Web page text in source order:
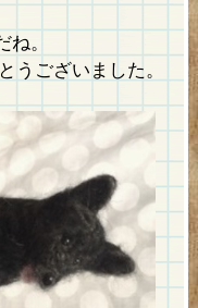
ね。
うございました。